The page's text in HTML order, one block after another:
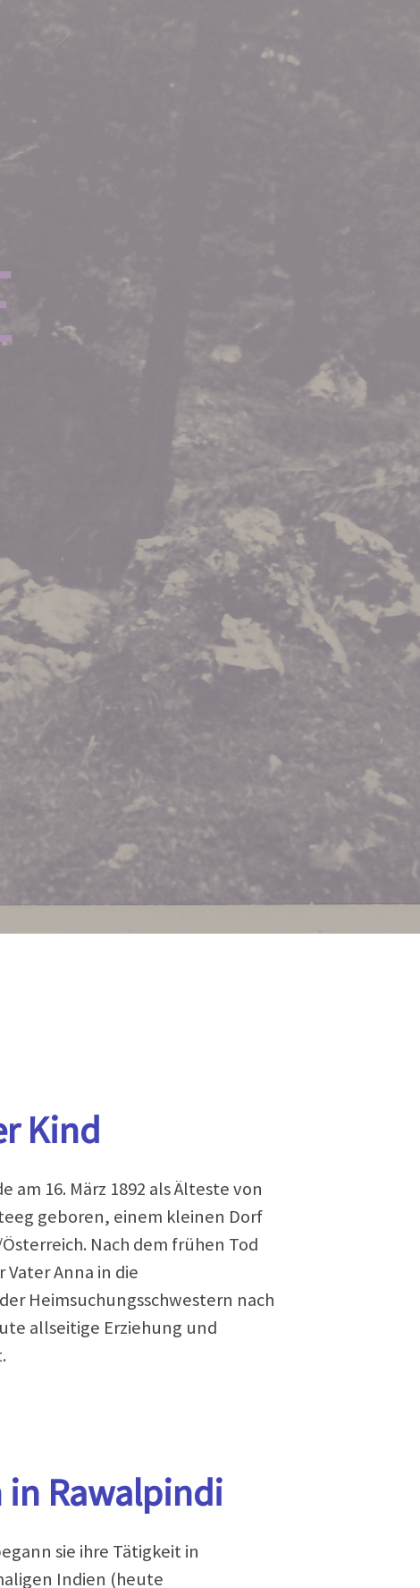
Kind
am 16. März 1892 als Älteste von
geboren, einem kleinen Dorf
Nach dem frühen Tod
Anna in die
Heimsuchungsschwestern nach
allseitige Erziehung und
in Rawalpindi
sie ihre Tätigkeit in
Indien (heute